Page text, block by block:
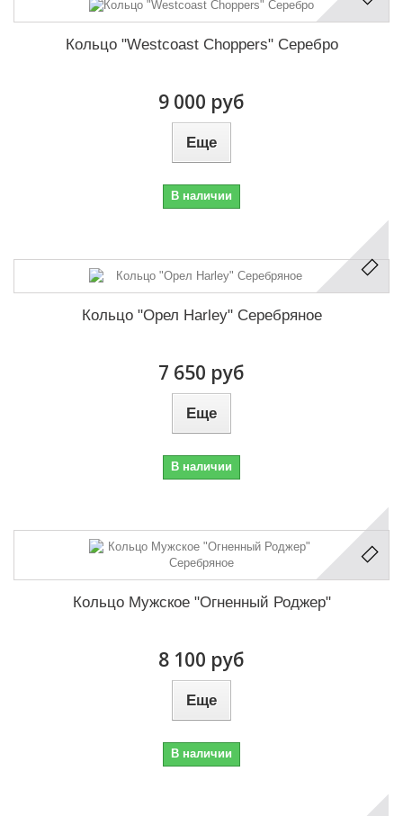
Кольцо "Westcoast Choppers" Серебро
9 000 руб
Еще
В наличии
Кольцо "Орел Harley" Серебряное
7 650 руб
Еще
В наличии
Кольцо Мужское "Огненный Роджер"
8 100 руб
Еще
В наличии